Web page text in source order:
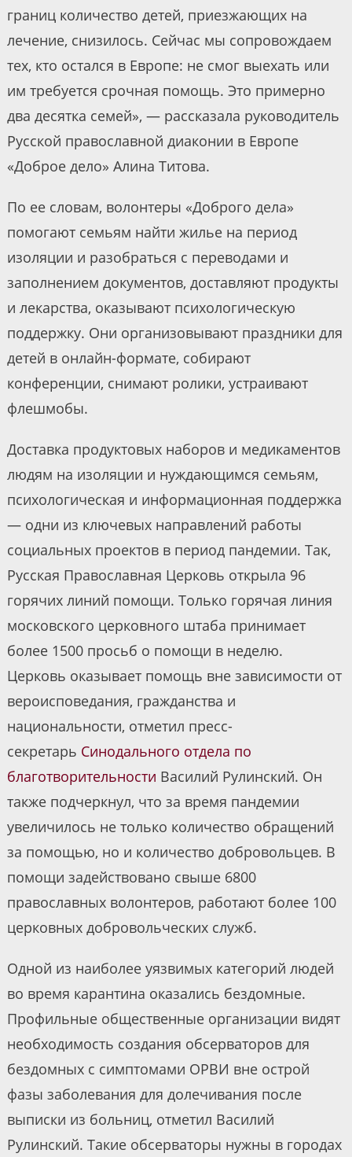
границ количество детей, приезжающих на
лечение, снизилось. Сейчас мы сопровождаем
тех, кто остался в Европе: не смог выехать или
им требуется срочная помощь. Это примерно
два десятка семей», — рассказала руководитель
Русской православной диаконии в Европе
«Доброе дело» Алина Титова.
По ее словам, волонтеры «Доброго дела»
помогают семьям найти жилье на период
изоляции и разобраться с переводами и
заполнением документов, доставляют продукты
и лекарства, оказывают психологическую
поддержку. Они организовывают праздники для
детей в онлайн-формате, собирают
конференции, снимают ролики, устраивают
флешмобы.
Доставка продуктовых наборов и медикаментов
людям на изоляции и нуждающимся семьям,
психологическая и информационная поддержка
— одни из ключевых направлений работы
социальных проектов в период пандемии. Так,
Русская Православная Церковь открыла 96
горячих линий помощи. Только горячая линия
московского церковного штаба принимает
более 1500 просьб о помощи в неделю.
Церковь оказывает помощь вне зависимости от
вероисповедания, гражданства и
национальности, отметил пресс-
секретарь Синодального отдела по
благотворительности Василий Рулинский. Он
также подчеркнул, что за время пандемии
увеличилось не только количество обращений
за помощью, но и количество добровольцев. В
помощи задействовано свыше 6800
православных волонтеров, работают более 100
церковных добровольческих служб.
Одной из наиболее уязвимых категорий людей
во время карантина оказались бездомные.
Профильные общественные организации видят
необходимость создания обсерваторов для
бездомных с симптомами ОРВИ вне острой
фазы заболевания для долечивания после
выписки из больниц, отметил Василий
Рулинский. Такие обсерваторы нужны в городах